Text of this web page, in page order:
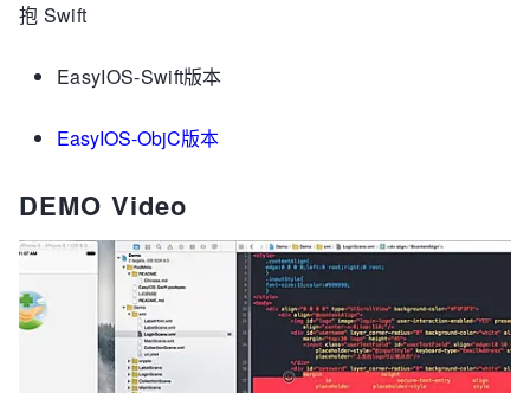
抱 Swift
EasyIOS-Swift版本
EasyIOS-ObjC版本
DEMO Video